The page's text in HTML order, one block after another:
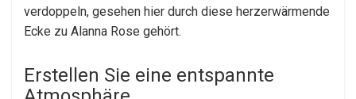
verdoppeln, gesehen hier durch diese herzerwärmende
Ecke zu Alanna Rose gehört.
Erstellen Sie eine entspannte